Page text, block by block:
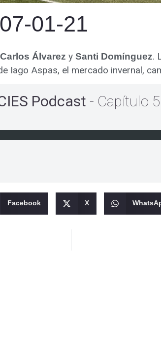
01-21
Álvarez y Santi Domínguez.
Iago Aspas, el mercado invernal,
Podcast - Capítulo
Facebook X